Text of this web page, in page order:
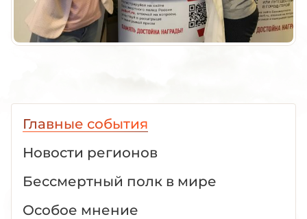
Главные события
Новости регионов
Бессмертный полк в мире
Особое мнение